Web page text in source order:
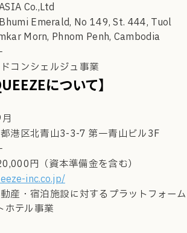
Co.,Ltd
Bhumi Emerald, No 149, St. 444, Tuol
Morn, Phnom Penh, Cambodia
ドコンシェルジュ事業
について】
都港区北青山3-3-7 第一青山ビル3F
円（資本準備金を含む）
inc.co.jp/
動産・宿泊施設に対するプラットフォーム
ホテル事業